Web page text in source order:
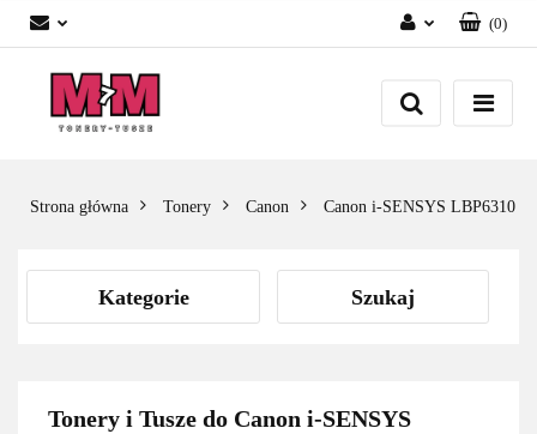
Zaloguj się
Załóż konto
(0)
Strona główna Tonery Canon Canon i-SENSYS LBP6310
Kategorie Szukaj
Tonery i Tusze do Canon i-SENSYS